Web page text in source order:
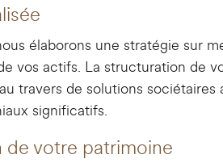
élaborons une stratégie sur
vos actifs. La structuration de
travers de solutions sociétaires
significatifs.
de votre patrimoine